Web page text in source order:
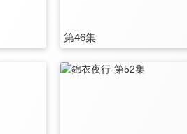
第46集